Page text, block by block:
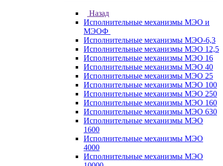
Назад
Исполнительные механизмы МЭО и
МЭОФ
Исполнительные механизмы МЭО-6,3
Исполнительные механизмы МЭО 12,5
Исполнительные механизмы МЭО 16
Исполнительные механизмы МЭО 40
Исполнительные механизмы МЭО 25
Исполнительные механизмы МЭО 100
Исполнительные механизмы МЭО 250
Исполнительные механизмы МЭО 160
Исполнительные механизмы МЭО 630
Исполнительные механизмы МЭО
1600
Исполнительные механизмы МЭО
4000
Исполнительные механизмы МЭО